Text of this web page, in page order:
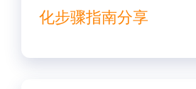
化步骤指南分享